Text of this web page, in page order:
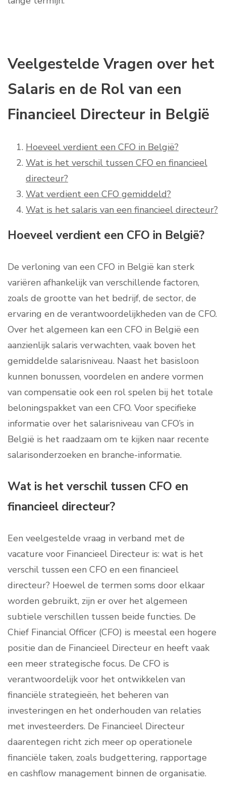
Veelgestelde Vragen over het
Salaris en de Rol van een
Financieel Directeur in België
Hoeveel verdient een CFO in België?
Wat is het verschil tussen CFO en financieel
directeur?
Wat verdient een CFO gemiddeld?
Wat is het salaris van een financieel directeur?
Hoeveel verdient een CFO in België?
De verloning van een CFO in België kan sterk
variëren afhankelijk van verschillende factoren,
zoals de grootte van het bedrijf, de sector, de
ervaring en de verantwoordelijkheden van de CFO.
Over het algemeen kan een CFO in België een
aanzienlijk salaris verwachten, vaak boven het
gemiddelde salarisniveau. Naast het basisloon
kunnen bonussen, voordelen en andere vormen
van compensatie ook een rol spelen bij het totale
beloningspakket van een CFO. Voor specifieke
informatie over het salarisniveau van CFO’s in
België is het raadzaam om te kijken naar recente
salarisonderzoeken en branche-informatie.
Wat is het verschil tussen CFO en
financieel directeur?
Een veelgestelde vraag in verband met de
vacature voor Financieel Directeur is: wat is het
verschil tussen een CFO en een financieel
directeur? Hoewel de termen soms door elkaar
worden gebruikt, zijn er over het algemeen
subtiele verschillen tussen beide functies. De
Chief Financial Officer (CFO) is meestal een hogere
positie dan de Financieel Directeur en heeft vaak
een meer strategische focus. De CFO is
verantwoordelijk voor het ontwikkelen van
financiële strategieën, het beheren van
investeringen en het onderhouden van relaties
met investeerders. De Financieel Directeur
daarentegen richt zich meer op operationele
financiële taken, zoals budgettering, rapportage
en cashflow management binnen de organisatie.